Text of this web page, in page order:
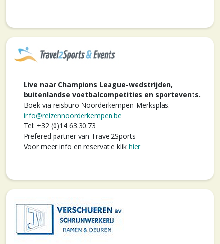
Live naar Champions League-wedstrijden,
buitenlandse voetbalcompetities en sportevents.
Boek via reisburo Noorderkempen-Merksplas.
info@reizennoorderkempen.be
Tel: +32 (0)14 63.30.73
Prefered partner van Travel2Sports
Voor meer info en reservatie klik hier